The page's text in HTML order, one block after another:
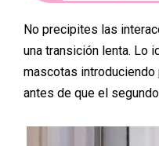
No precipites las
una transición lenta. Lo
mascotas
antes de que el